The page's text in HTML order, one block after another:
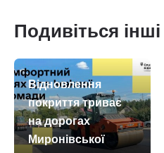
Подивіться
Відновлення
покриття триває
на дорогах
Миронівської